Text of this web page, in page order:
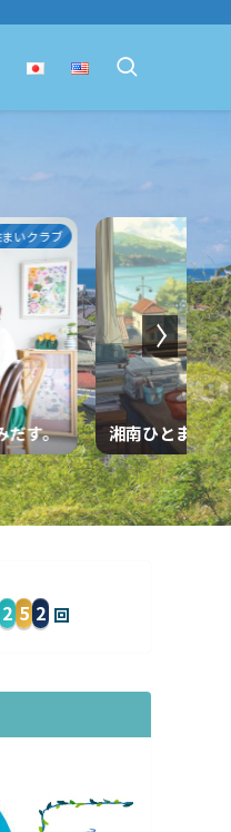
地域コラム
🌿「すこやか
に“もうひとつ
2 5 2